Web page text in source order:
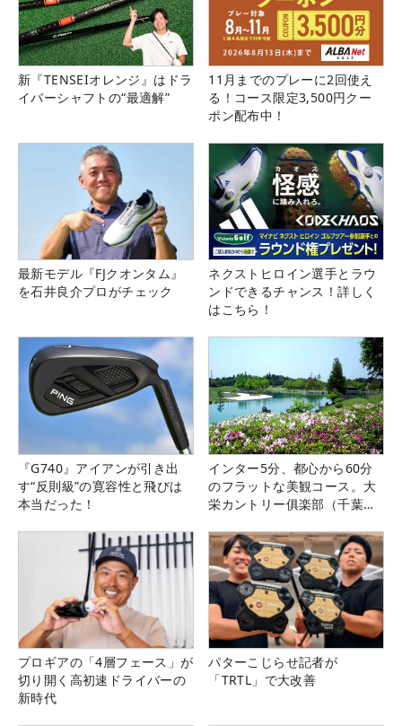
新『TENSEIオレンジ』はドラ
イバーシャフトの“最適解”
11月までのプレーに2回使え
る！コース限定3,500円クー
ポン配布中！
最新モデル『FJクオンタム』
を石井良介プロがチェック
ネクストヒロイン選手とラウ
ンドできるチャンス！詳しく
はこちら！
『G740』アイアンが引き出
す“反則級”の寛容性と飛びは
本当だった！
インター5分、都心から60分
のフラットな美観コース。大
栄カントリー俱楽部（千葉
プロギアの「4層フェース」が
切り開く高初速ドライバーの
新時代
パターこじらせ記者が
「TRTL」で大改善